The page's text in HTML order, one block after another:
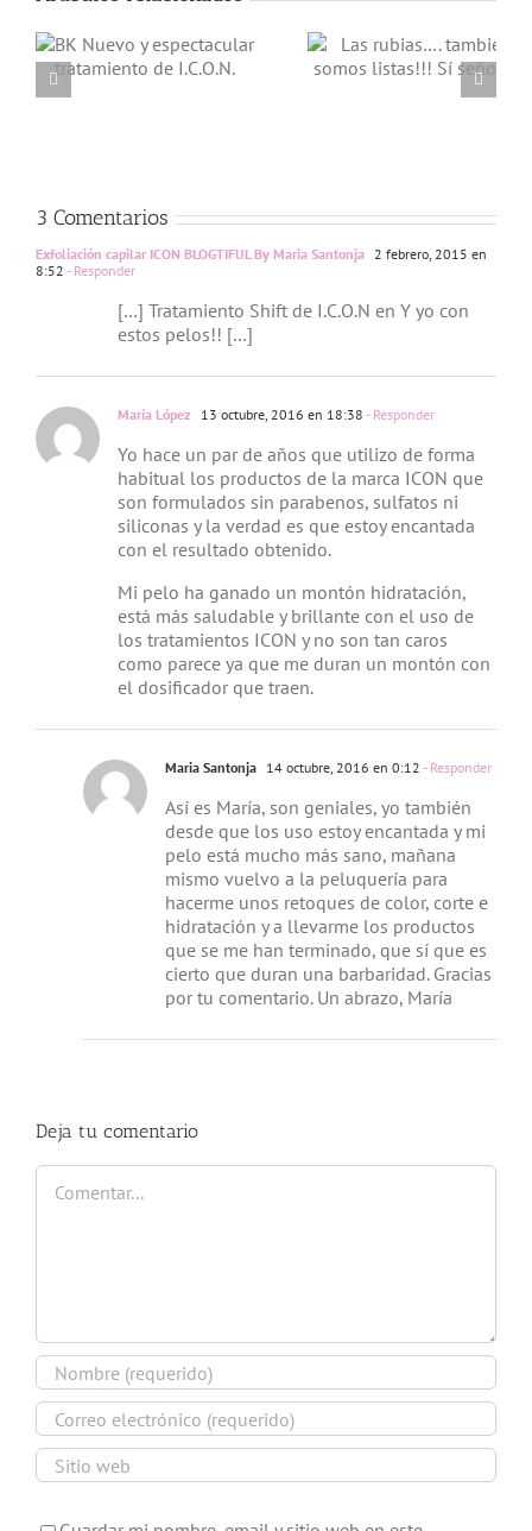
Las rubias….
también somos
Mis
capilares
Eugenia
3 Comentarios
Exfoliación capilar ICON BLOGTIFUL By Maria Santonja 2 febrero, 2015 en
8:52 - Responder
[…] Tratamiento Shift de I.C.O.N en Y yo con
estos pelos!! […]
María López 13 octubre, 2016 en 18:38 - Responder
Yo hace un par de años que utilizo de forma
habitual los productos de la marca ICON que
son formulados sin parabenos, sulfatos ni
siliconas y la verdad es que estoy encantada
con el resultado obtenido.
Mi pelo ha ganado un montón hidratación,
está más saludable y brillante con el uso de
los tratamientos ICON y no son tan caros
como parece ya que me duran un montón con
el dosificador que traen.
Maria Santonja 14 octubre, 2016 en 0:12 - Responder
Así es María, son geniales, yo también
desde que los uso estoy encantada y mi
pelo está mucho más sano, mañana
mismo vuelvo a la peluquería para
hacerme unos retoques de color, corte e
hidratación y a llevarme los productos
que se me han terminado, que sí que es
cierto que duran una barbaridad. Gracias
por tu comentario. Un abrazo, María
Deja tu comentario
Comentar